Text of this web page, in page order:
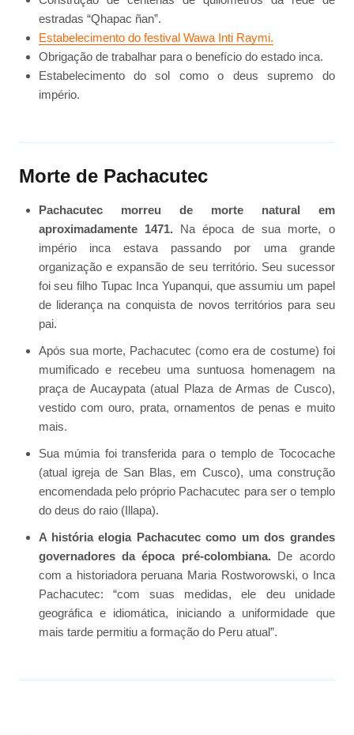
estradas “Qhapac ñan”.
Estabelecimento do festival Wawa Inti Raymi.
Obrigação de trabalhar para o benefício do estado inca.
Estabelecimento do sol como o deus supremo do
império.
Morte de Pachacutec
Pachacutec morreu de morte natural em
aproximadamente 1471.Na época de sua morte, o
império inca estava passando por uma grande
organização e expansão de seu território. Seu sucessor
foi seu filho Tupac Inca Yupanqui, que assumiu um papel
de liderança na conquista de novos territórios para seu
pai.
Após sua morte, Pachacutec (como era de costume) foi
mumificado e recebeu uma suntuosa homenagem na
praça de Aucaypata (atual Plaza de Armas de Cusco),
vestido com ouro, prata, ornamentos de penas e muito
mais.
Sua múmia foi transferida para o templo de Tococache
(atual igreja de San Blas, em Cusco), uma construção
encomendada pelo próprio Pachacutec para ser o templo
do deus do raio (Illapa).
A história elogia Pachacutec como um dos grandes
governadores da época pré-colombiana.De acordo
com a historiadora peruana Maria Rostworowski, o Inca
Pachacutec: “com suas medidas, ele deu unidade
geográfica e idiomática, iniciando a uniformidade que
mais tarde permitiu a formação do Peru atual”.